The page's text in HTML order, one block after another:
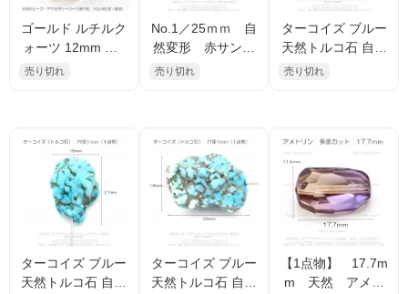
ゴールド ルチルク
ォーツ 12mm 1
点物No.8（155967
売り切れ
No.1／25ｍｍ 自
然変形 赤サンゴ
（コーラル）1ｍｍ
売り切れ
ターコイズ ブルー
天然トルコ石 自然
形のビーズ 1ｍｍ
売り切れ
ターコイズ ブルー
天然トルコ石 自然
ターコイズ ブルー
天然トルコ石 自然
【1点物】 17.7m
m 天然 アメト